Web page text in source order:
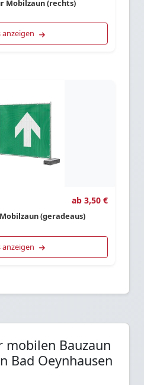
Mobilzaun (rechts)
anzeigen
ab 3,50 €
(geradeaus)
anzeigen
mobilen Bauzaun
Bad Oeynhausen